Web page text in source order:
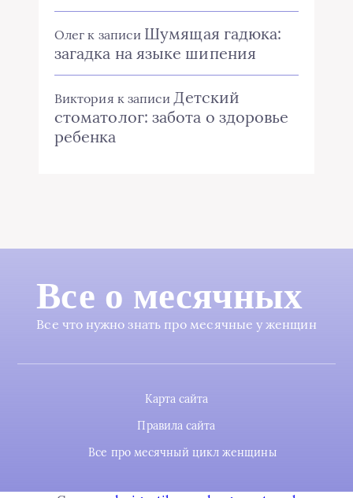
Олег к записи Шумящая гадюка:
загадка на языке шипения
Виктория к записи Детский
стоматолог: забота о здоровье
ребенка
Все о месячных
Все что нужно знать про месячные у женщин
Карта сайта
Правила сайта
Все про месячный цикл женщины